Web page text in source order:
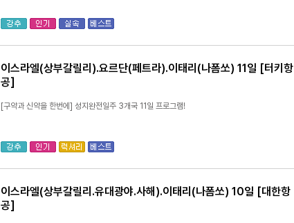
이스라엘(상부갈릴리).요르단(페트라).이태리(나폼쏘) 11일 [터키항
공]
[구약과 신약을 한번에] 성지완전일주 3개국 11일 프로그램!
이스라엘(상부갈릴리.유대광야.사해).이태리(나폼쏘) 10일 [대한항
공]